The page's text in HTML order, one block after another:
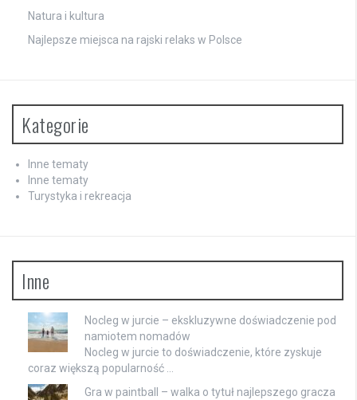
Natura i kultura
Najlepsze miejsca na rajski relaks w Polsce
Kategorie
Inne tematy
Inne tematy
Turystyka i rekreacja
Inne
Nocleg w jurcie – ekskluzywne doświadczenie pod
namiotem nomadów
Nocleg w jurcie to doświadczenie, które zyskuje
coraz większą popularność …
Gra w paintball – walka o tytuł najlepszego gracza